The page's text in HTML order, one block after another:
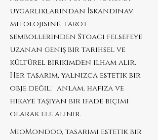
uygarlıklarından İskandinav
mitolojisine, tarot
sembollerinden Stoacı felsefeye
uzanan geniş bir tarihsel ve
kültürel birikimden ilham alır.
Her tasarım, yalnızca estetik bir
obje değil; anlam, hafıza ve
hikaye taşıyan bir ifade biçimi
olarak ele alınır.
MioMondoo, tasarımı estetik bir